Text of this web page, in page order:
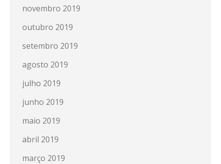
novembro 2019
outubro 2019
setembro 2019
agosto 2019
julho 2019
junho 2019
maio 2019
abril 2019
março 2019